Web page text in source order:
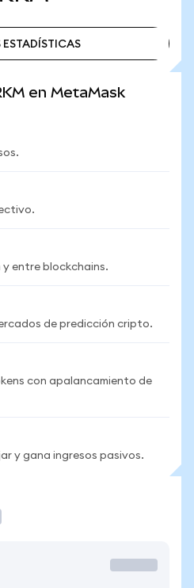
ESTADÍSTICAS
en MetaMask
y entre blockchains.
de predicción cripto.
con apalancamiento de
y gana ingresos pasivos.